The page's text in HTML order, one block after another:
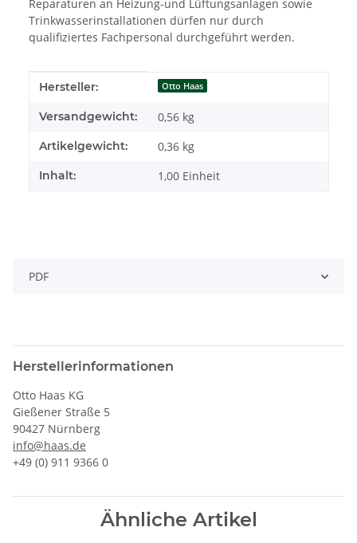
Reparaturen an Heizung-und Lüftungsanlagen sowie
Trinkwasserinstallationen dürfen nur durch
qualifiziertes Fachpersonal durchgeführt werden.
Produkteigenschaft
Wert
Hersteller: Otto Haas
Versandgewicht: 0,56 kg
Artikelgewicht: 0,36 kg
Inhalt: 1,00 Einheit
PDF
Herstellerinformationen
Otto Haas KG
Gießener Straße 5
90427 Nürnberg
info@haas.de
+49 (0) 911 9366 0
Ähnliche Artikel